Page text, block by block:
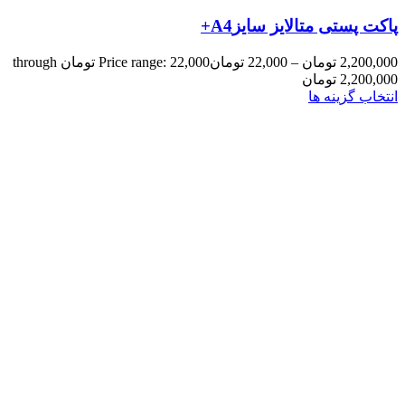
پاکت پستی متالایز سایزA4+
2,200,000 تومان –
22,000 تومان
Price range: 22,000 تومان through
2,200,000 تومان
انتخاب گزینه ها